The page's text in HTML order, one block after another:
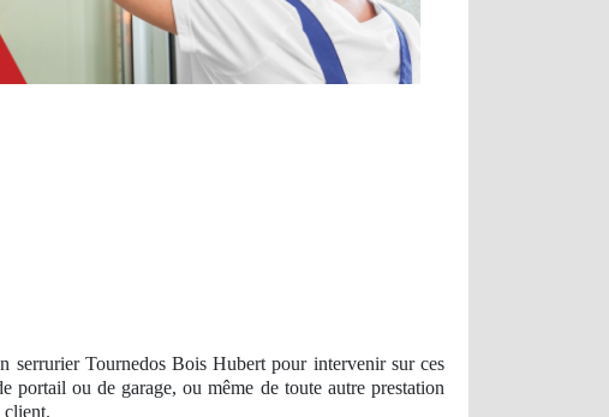
serrurier Tournedos Bois Hubert pour intervenir sur ces
portail ou de garage, ou même de toute autre prestation
client.